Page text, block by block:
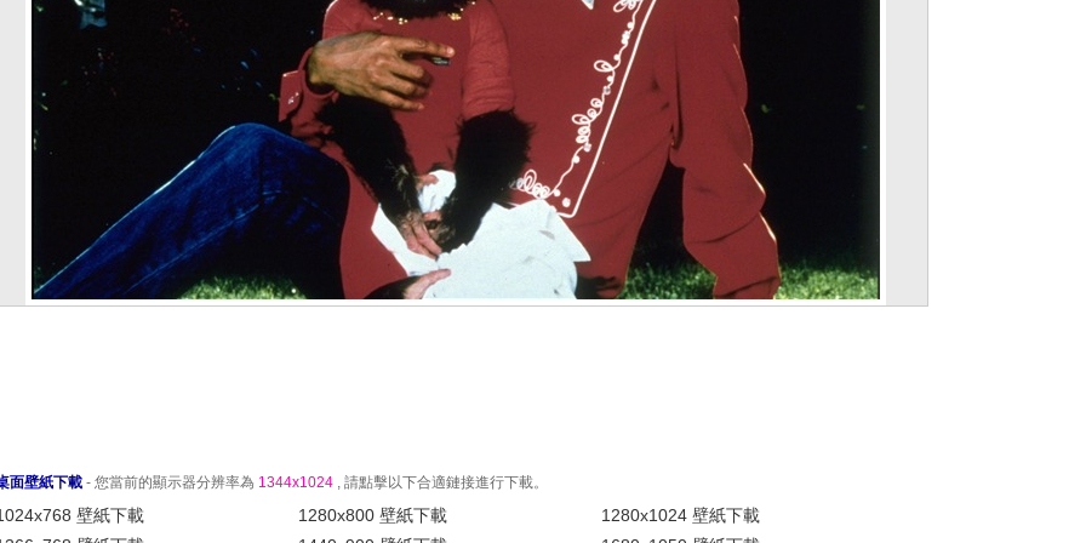
面壁紙下載 - 您當前的顯示器分辨率為 1344x1024 , 請點擊以下合適鏈接進行下載。
壁紙下載 1280x800 壁紙下載
1280x1024 壁紙下載